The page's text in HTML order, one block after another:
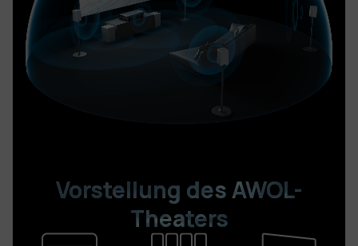
Vorstellung des AWOL-
Theaters